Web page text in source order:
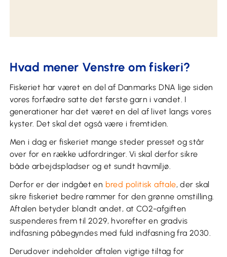
Hvad mener Venstre om fiskeri?
Fiskeriet har været en del af Danmarks DNA lige siden
vores forfædre satte det første garn i vandet. I
generationer har det været en del af livet langs vores
kyster. Det skal det også være i fremtiden.
Men i dag er fiskeriet mange steder presset og står
over for en række udfordringer. Vi skal derfor sikre
både arbejdspladser og et sundt havmiljø.
Derfor er der indgået en bred politisk aftale, der skal
sikre fiskeriet bedre rammer for den grønne omstilling.
Aftalen betyder blandt andet, at CO2-afgiften
suspenderes frem til 2029, hvorefter en gradvis
indfasning påbegyndes med fuld indfasning fra 2030.
Derudover indeholder aftalen vigtige tiltag for